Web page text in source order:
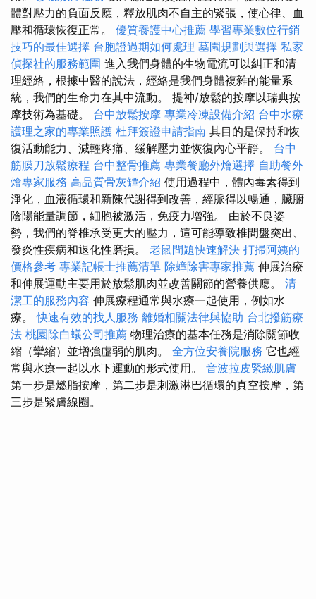
體對壓力的負面反應，釋放肌肉不自主的緊張，使心律、血
壓和循環恢復正常。 優質養護中心推薦 學習專業數位行銷
技巧的最佳選擇 台胞證過期如何處理 墓園規劃與選擇 私家
偵探社的服務範圍 進入我們身體的生物電流可以糾正和清
理經絡，根據中醫的說法，經絡是我們身體複雜的能量系
統，我們的生命力在其中流動。 提神/放鬆的按摩以瑞典按
摩技術為基礎。 台中放鬆按摩 專業冷凍設備介紹 台中水療
護理之家的專業照護 杜拜簽證申請指南 其目的是保持和恢
復活動能力、減輕疼痛、緩解壓力並恢復內心平靜。 台中
筋膜刀放鬆療程 台中整骨推薦 專業餐廳外燴選擇 自助餐外
燴專家服務 高品質骨灰罈介紹 使用過程中，體內毒素得到
淨化，血液循環和新陳代謝得到改善，經脈得以暢通，臟腑
陰陽能量調節，細胞被激活，免疫力增強。 由於不良姿
勢，我們的脊椎承受更大的壓力，這可能導致椎間盤突出、
發炎性疾病和退化性磨損。 老鼠問題快速解決 打掃阿姨的
價格參考 專業記帳士推薦清單 除蟑除害專家推薦 伸展治療
和伸展運動主要用於放鬆肌肉並改善關節的營養供應。 清
潔工的服務內容 伸展療程通常與水療一起使用，例如水
療。快速有效的找人服務 離婚相關法律與協助 台北撥筋療
法 桃園除白蟻公司推薦 物理治療的基本任務是消除關節收
縮（攣縮）並增強虛弱的肌肉。 全方位安養院服務 它也經
常與水療一起以水下運動的形式使用。 音波拉皮緊緻肌膚
第一步是燃脂按摩，第二步是刺激淋巴循環的真空按摩，第
三步是緊膚線圈。